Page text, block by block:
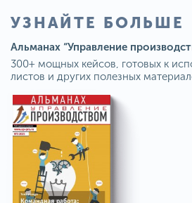
УЗНАЙТЕ БОЛЬШЕ
Альманах “Управление
300+ мощных кейсов, готовых к
листов и других полезных